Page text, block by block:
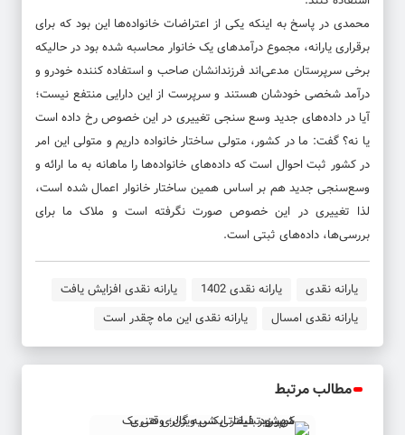
محمدی در پاسخ به اینکه یکی از اعتراضات خانواده‌ها این بود که برای
برقراری یارانه، مجموع درآمدهای یک خانوار محاسبه شده بود در حالیکه
برخی سرپرستان مدعی‌اند فرزندانشان صاحب و استفاده کننده خودرو و
درآمد شخصی خودشان هستند و سرپرست از این دارایی منتفع نیست؛
آیا در داده‌های جدید وسع سنجی تغییری در این خصوص رخ داده است
یا نه؟ گفت: ما در کشور، متولی ساختار خانواده داریم و متولی این امر
در کشور ثبت احوال است که داده‌های خانواده‌ها را ماهانه به ما ارائه و
وسع‌سنجی جدید هم بر اساس همین ساختار خانوار اعمال شده است،
لذا تغییری در این خصوص صورت نگرفته است و ملاک ما برای
بررسی‌ها، داده‌های ثبتی است.
یارانه نقدی یارانه نقدی 1402
یارانه نقدی افزایش یافت
یارانه نقدی امسال
یارانه نقدی این ماه چقدر است
مطالب مرتبط